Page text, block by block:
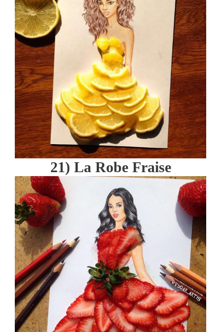
21) La Robe Fraise